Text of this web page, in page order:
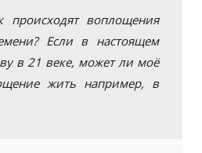
происходят воплощения
Если в настоящем
в 21 веке, может ли моё
жить например, в